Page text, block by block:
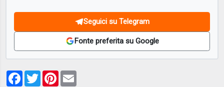
Seguici su Telegram
Fonte preferita su Google
Facebook
TwitterPinterest